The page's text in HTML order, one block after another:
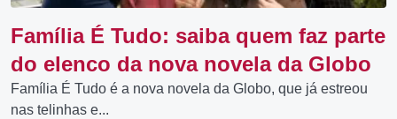
Família É Tudo: saiba quem faz parte
do elenco da nova novela da Globo
Família É Tudo é a nova novela da Globo, que já estreou
nas telinhas e...